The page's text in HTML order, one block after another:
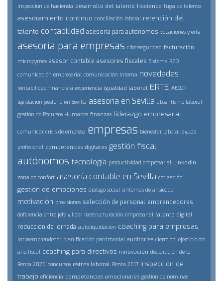
inspeccion de hacienda desarrollo del talento Hacienda fuga de talento
asesoramiento continuo conciliación laboral retención del
talento contabilidad asesoría para autónomos vacaciones y erte
asesoría para empresas ciberseguridad facturación
micropymes asesor contable asesores fiscales Sistema RED
comunicación empresarial comunicación interna novedades
rentabilidad financiera experiencia igualdad laboral ERTE AECOP
legislación gestoría en Sevilla asesoría en Sevilla absentismo laboral
gestión de Recursos Humanos finanzas liderazgo empresarial
comunicar crisis de empresa empresas bienestar laboral ayuda
profesional competencias digitales gestión fiscal
autónomos tecnología productividad empresarial LinkedIn
zona de confort asesoría contable en Sevilla cotización
gestión de emociones diálogo social síntomas de ansiedad
motivación provisiones selección de personal emprendedores
doferencia entre jefe y lider reestructuración empresarial talento digital
reducción de jornada autoliquidación coaching para empresas
intraemprendedor planificación patrimonial auditorías cierre del ejercicio del
año fiscal coaching para directivos innovación declaración de la
Renta 2020 concursos estrés laboral Renta 2017 inspección de
trabajo eficiencia competencias emocionales gestión de nóminas